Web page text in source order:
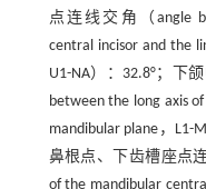
点连线交角（angle
central incisor and the
U1-NA）：32.8°；下
between the long axis
mandibular plane，
鼻根点、下齿槽座点
of the mandibular